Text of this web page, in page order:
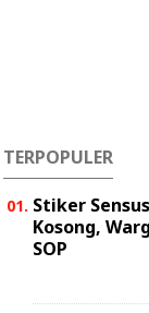
TERPOPULER
Stiker
Kosong,
SOP